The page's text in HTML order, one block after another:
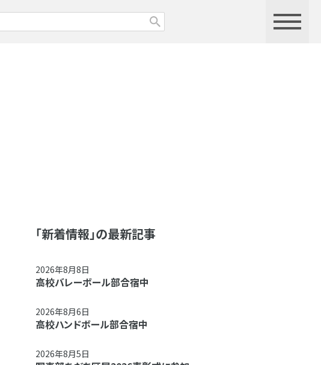
「新着情報」の最新記事
2026年8月8日
高校バレーボール部合宿中
2026年8月6日
高校ハンドボール部合宿中
2026年8月5日